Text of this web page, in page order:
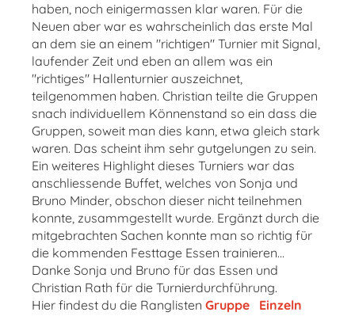
haben, noch einigermassen klar waren. Für die
Neuen aber war es wahrscheinlich das erste Mal
an dem sie an einem "richtigen" Turnier mit Signal,
laufender Zeit und eben an allem was ein
"richtiges" Hallenturnier auszeichnet,
teilgenommen haben. Christian teilte die Gruppen
snach individuellem Könnenstand so ein dass die
Gruppen, soweit man dies kann, etwa gleich stark
waren. Das scheint ihm sehr gutgelungen zu sein.
Ein weiteres Highlight dieses Turniers war das
anschliessende Buffet, welches von Sonja und
Bruno Minder, obschon dieser nicht teilnehmen
konnte, zusammgestellt wurde. Ergänzt durch die
mitgebrachten Sachen konnte man so richtig für
die kommenden Festtage Essen trainieren...
Danke Sonja und Bruno für das Essen und
Christian Rath für die Turnierdurchführung.
Hier findest du die Ranglisten Gruppe Einzeln